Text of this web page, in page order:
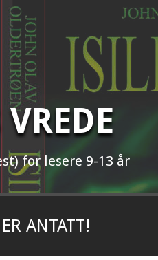
for lesere 9-13 år
ANTATT!